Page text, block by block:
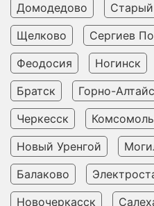
Домодедово
Щелково
Сергиев
Феодосия
Ногинск
Братск
Горно-
Черкесск
Новый Уренгой
Балаково
Новочеркасск